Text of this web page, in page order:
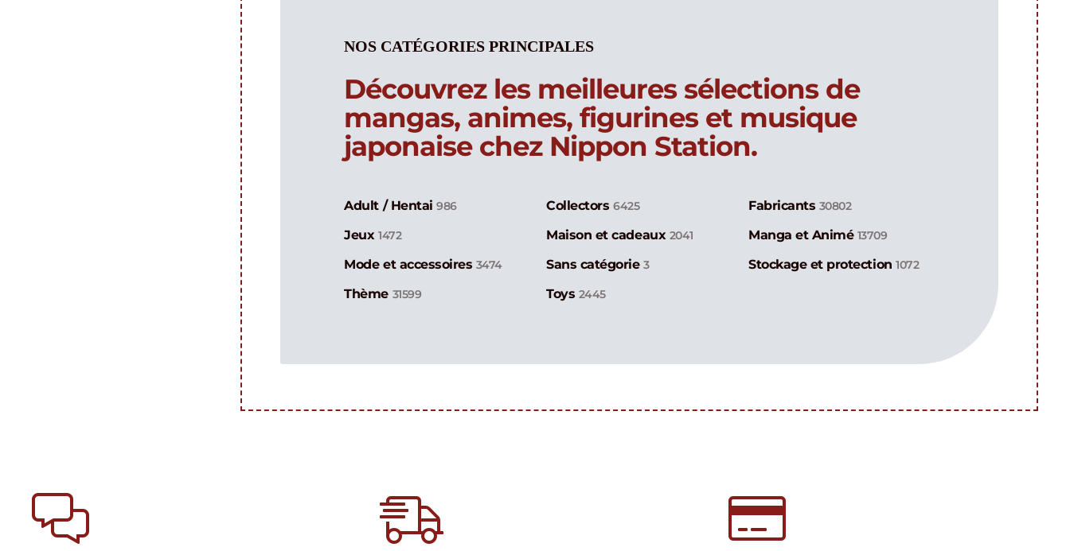
NOS CATÉGORIES PRINCIPALES
Découvrez les meilleures sélections de
mangas, animes, figurines et musique
japonaise chez Nippon Station.
Adult / Hentai986 Collectors 6425 Fabricants 30802
Jeux 1472 Maison et cadeaux 2041 Manga et Animé 13709
Mode et accessoires 3474 Sans catégorie3 Stockage et protection1072
Thème 31599 Toys 2445